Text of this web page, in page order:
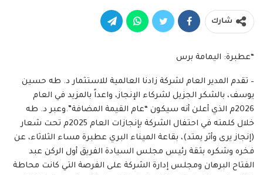
شارك
“عطبرة: اليمامة برس
– تقدم المدير العام لشركة زادنا العالمية للاستثمار د. طه حسين
يوسف، بالشكر الجزيل لشركاء الإنجاز، واعداً بالمزيد في العام
2026م الذي أعلن أنه سيكون “عام القيمة المضافة”.وعبر د. طه
خلال كلمته في احتفال الشركة بإنجازات العام 2025م تحت شعار
(إنجاز يرى وأثر يمتد)، بقاعة الميناء البري عطبرة مساء الثلاثاء، عن
فخره وشكره بثقة رئيس مجلس السيادة الفريق أول الركن عبد
الفتاح البرهان ومجلس إدارة الشركة على الفرصة التي كانت محاطة